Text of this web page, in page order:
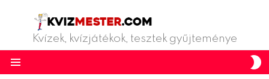
Kvízek, kvízjátékok, tesztek gyűjteménye